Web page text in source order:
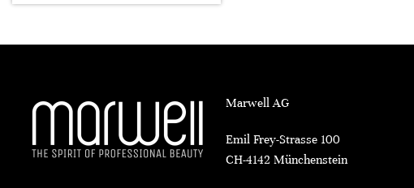
Marwell AG
Emil Frey-Strasse 100
CH-4142 Münchenstein